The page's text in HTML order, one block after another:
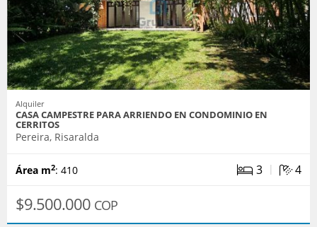
Alquiler
CASA CAMPESTRE PARA ARRIENDO EN CONDOMINIO EN
CERRITOS
Pereira, Risaralda
Área m2: 410 3 | 4
$9.500.000 COP